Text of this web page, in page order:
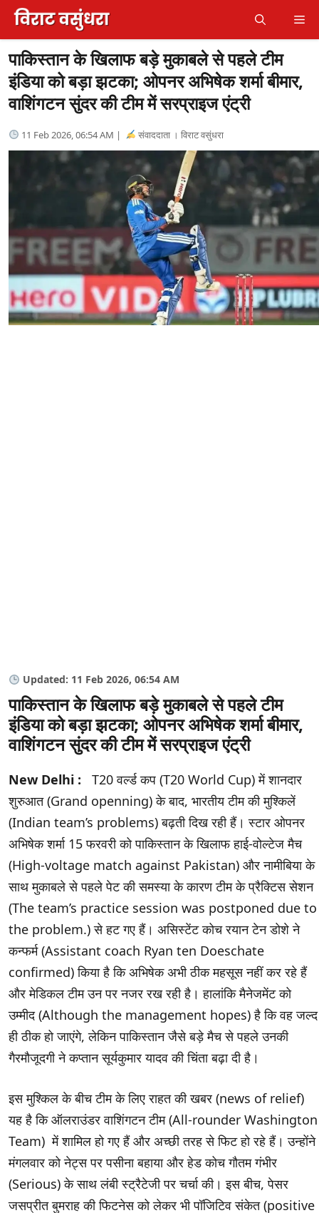
Skip
content
पाकिस्तान के खिलाफ बड़े मुकाबले से पहले टीम
इंडिया को बड़ा झटका; ओपनर अभिषेक शर्मा बीमार,
वाशिंगटन सुंदर की टीम में सरप्राइज एंट्री
11 Feb 2026, 06:54 AM | संवाददाता । विराट वसुंधरा
Updated: 11 Feb 2026, 06:54 AM
पाकिस्तान के खिलाफ बड़े मुकाबले से पहले टीम
इंडिया को बड़ा झटका; ओपनर अभिषेक शर्मा बीमार,
वाशिंगटन सुंदर की टीम में सरप्राइज एंट्री
New Delhi :
T20 वर्ल्ड कप (T20 World Cup) में शानदार
शुरुआत (Grand openning) के बाद, भारतीय टीम की मुश्किलें
(Indian team’s problems) बढ़ती दिख रही हैं। स्टार ओपनर
अभिषेक शर्मा 15 फरवरी को पाकिस्तान के खिलाफ हाई-वोल्टेज मैच
(High-voltage match against Pakistan) और नामीबिया के
साथ मुकाबले से पहले पेट की समस्या के कारण टीम के प्रैक्टिस सेशन
(The team’s practice session was postponed due to
the problem.) से हट गए हैं। असिस्टेंट कोच रयान टेन डोशे ने
कन्फर्म (Assistant coach Ryan ten Doeschate
confirmed) किया है कि अभिषेक अभी ठीक महसूस नहीं कर रहे हैं
और मेडिकल टीम उन पर नजर रख रही है। हालांकि मैनेजमेंट को
उम्मीद (Although the management hopes) है कि वह जल्द
ही ठीक हो जाएंगे, लेकिन पाकिस्तान जैसे बड़े मैच से पहले उनकी
गैरमौजूदगी ने कप्तान सूर्यकुमार यादव की चिंता बढ़ा दी है।
इस मुश्किल के बीच टीम के लिए राहत की खबर (news of relief)
यह है कि ऑलराउंडर वाशिंगटन टीम (All-rounder Washington
Team) में शामिल हो गए हैं और अच्छी तरह से फिट हो रहे हैं। उन्होंने
मंगलवार को नेट्स पर पसीना बहाया और हेड कोच गौतम गंभीर
(Serious) के साथ लंबी स्ट्रैटेजी पर चर्चा की। इस बीच, पेसर
जसप्रीत बुमराह की फिटनेस को लेकर भी पॉजिटिव संकेत (positive